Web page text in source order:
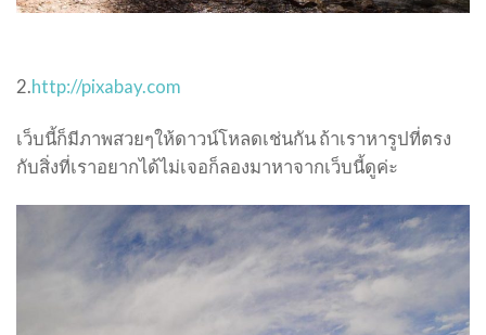
2.http://pixabay.com
เว็บนี้ก็มีภาพสวยๆให้ดาวน์โหลดเช่นกัน ถ้าเราหารูปที่ตรง
กับสิ่งที่เราอยากได้ไม่เจอก็ลองมาหาจากเว็บนี้ดูค่ะ